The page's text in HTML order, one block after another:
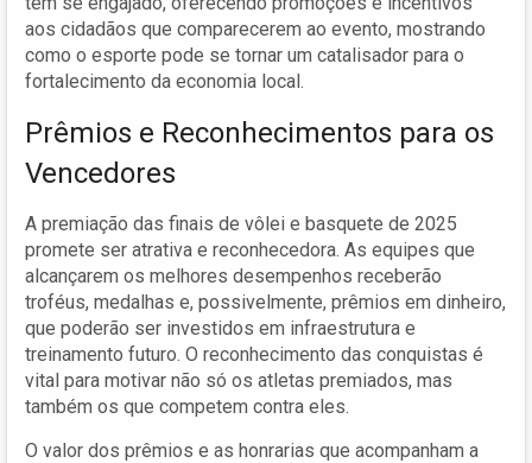
aos cidadãos que comparecerem ao evento, mostrando
como o esporte pode se tornar um catalisador para o
fortalecimento da economia local.
Prêmios e Reconhecimentos para os
Vencedores
A premiação das finais de vôlei e basquete de 2025
promete ser atrativa e reconhecedora. As equipes que
alcançarem os melhores desempenhos receberão
troféus, medalhas e, possivelmente, prêmios em dinheiro,
que poderão ser investidos em infraestrutura e
treinamento futuro. O reconhecimento das conquistas é
vital para motivar não só os atletas premiados, mas
também os que competem contra eles.
O valor dos prêmios e as honrarias que acompanham a